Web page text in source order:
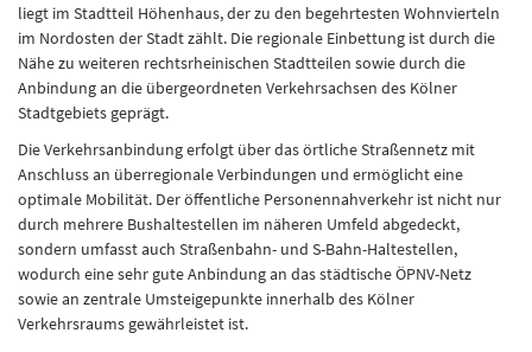
liegt im Stadtteil Höhenhaus, der zu den begehrtesten Wohnvierteln
im Nordosten der Stadt zählt. Die regionale Einbettung ist durch die
Nähe zu weiteren rechtsrheinischen Stadtteilen sowie durch die
Anbindung an die übergeordneten Verkehrsachsen des Kölner
Stadtgebiets geprägt.
Die Verkehrsanbindung erfolgt über das örtliche Straßennetz mit
Anschluss an überregionale Verbindungen und ermöglicht eine
optimale Mobilität. Der öffentliche Personennahverkehr ist nicht nur
durch mehrere Bushaltestellen im näheren Umfeld abgedeckt,
sondern umfasst auch Straßenbahn- und S-Bahn-Haltestellen,
wodurch eine sehr gute Anbindung an das städtische ÖPNV-Netz
sowie an zentrale Umsteigepunkte innerhalb des Kölner
Verkehrsraums gewährleistet ist.